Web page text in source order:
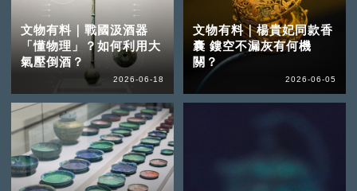
文物有料｜戰國汲酒器
「懂物理」？如何利用大
氣壓倒酒？
2026-06-18
文物有料｜楊貴妃同款香
囊 鏤空不漏灰有何機
關？
2026-06-05